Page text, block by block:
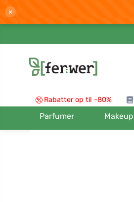
×
Rabatter op til -80%
Parfumer Makeup